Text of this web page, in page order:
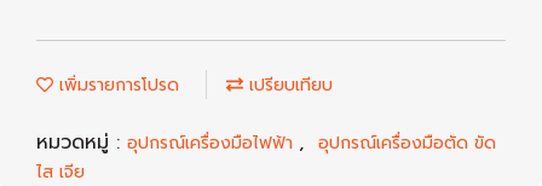
เพิ่มรายการโปรด เปรียบเทียบ
หมวดหมู่ : อุปกรณ์เครื่องมือไฟฟ้า , อุปกรณ์เครื่องมือตัด ขัด
ไส เจีย